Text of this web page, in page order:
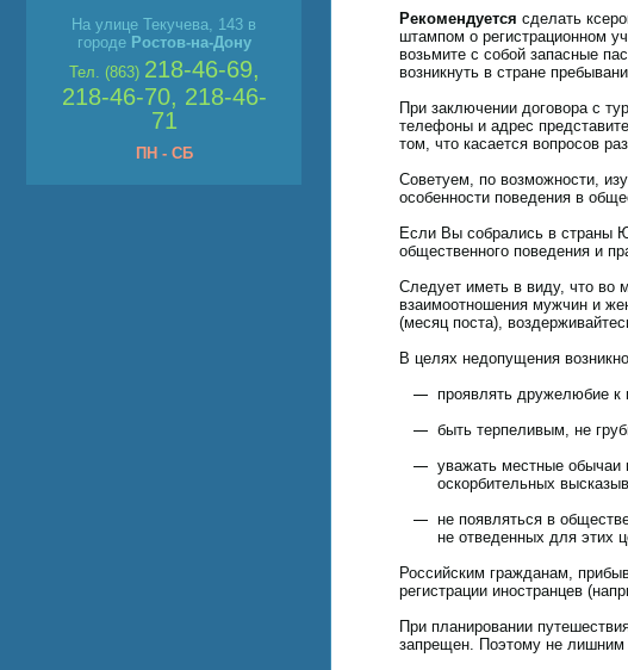
Рекомендуется сделать
штампом о регистрационном
возьмите с собой запасные
возникнуть в стране
При заключении договора с
телефоны и адрес
том, что касается вопросов
Советуем, по возможности,
особенности поведения в
Если Вы собрались в страны
общественного поведения и
Следует иметь в виду, что во
взаимоотношения мужчин и
(месяц поста),
В целях недопущения
проявлять дружелюбие к
быть терпеливым, не
уважать местные обычаи
оскорбительных
не появляться в
не отведенных для этих
Российским гражданам,
регистрации иностранцев
При планировании
запрещен. Поэтому не лишним
На улице Текучева, 143 в
городе Ростов-на-Дону
Тел. (863) 218-46-69,
218-46-70, 218-46-
71
ПН - СБ